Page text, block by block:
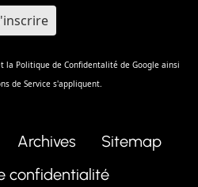
la Politique de Confidentalité de Google ainsi
de Service s'appliquent.
Archives
Sitemap
confidentialité